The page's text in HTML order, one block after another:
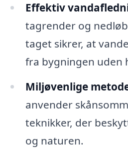
Effektiv
tagrender og
taget sikrer, at
fra bygningen uden
Miljøvenlige
anvender
teknikker, der
og naturen.